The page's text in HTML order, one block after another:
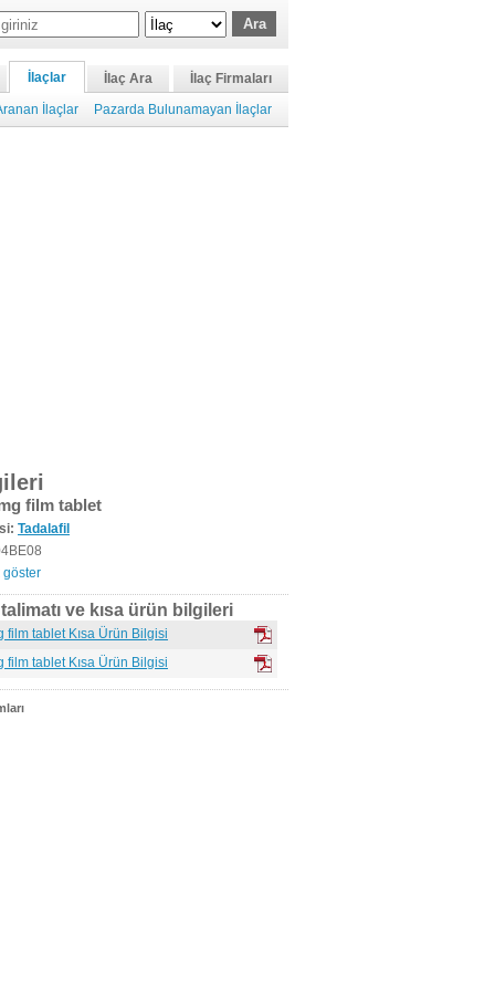
İlaçlar İlaç Ara
İlaç Firmaları
İlaçlar Pazarda Bulunamayan İlaçlar
film tablet
Tadalafil
göster
ve kısa ürün bilgileri
film tablet Kısa Ürün Bilgisi
film tablet Kısa Ürün Bilgisi